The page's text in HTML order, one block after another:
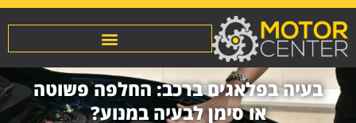
בעיה בפלאגים ברכב: החלפה פשוטה
או סימן לבעיה במנוע?